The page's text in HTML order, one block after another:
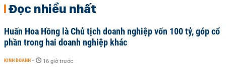
Đọc nhiều nhất
Huấn Hoa Hồng là Chủ tịch doanh nghiệp vốn 100 tỷ, góp cổ
phần trong hai doanh nghiệp khác
KINH DOANH - 16 giờ trước